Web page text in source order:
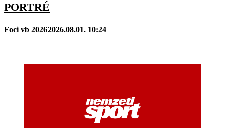
PORTRÉ
Foci vb 20262026.08.01. 10:24